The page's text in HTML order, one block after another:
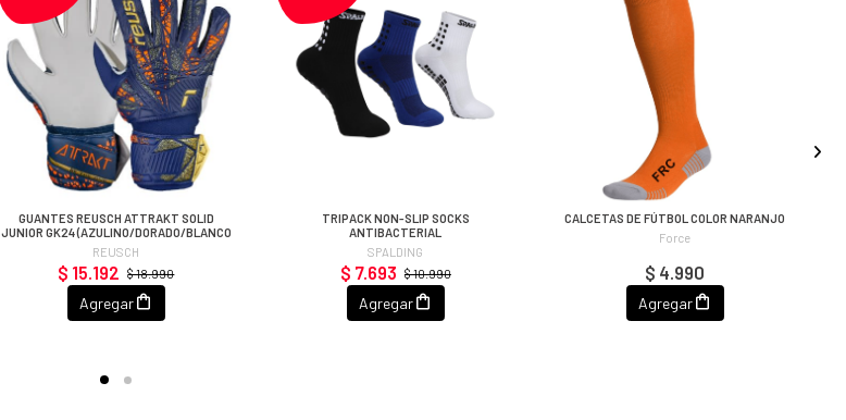
GUANTES REUSCH ATTRAKT SOLID
JUNIOR GK24 (AZULINO/DORADO/BLANCO
REUSCH
$ 18.990
$ 15.192
Agregar
TRIPACK NON-SLIP SOCKS
ANTIBACTERIAL
SPALDING
$ 10.990
$ 7.693
Agregar
CALCETAS DE FÚTBOL COLOR NARANJO
Force
$ 4.990
Agregar